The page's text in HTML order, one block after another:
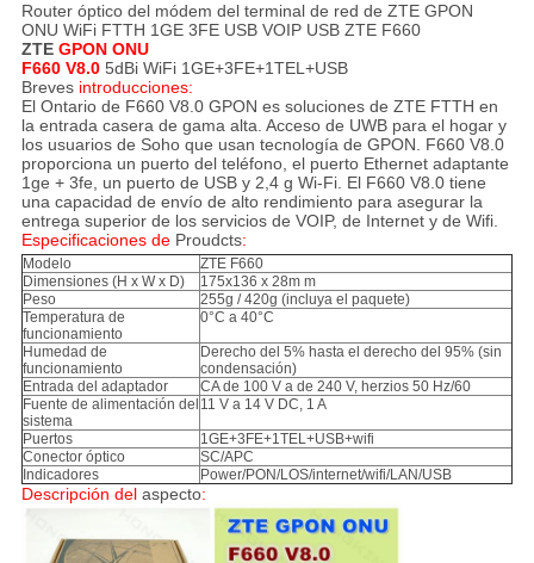
Router óptico del módem del terminal de red de ZTE GPON
ONU WiFi FTTH 1GE 3FE USB VOIP USB ZTE F660
ZTE GPON ONU
F660 V8.05dBi WiFi 1GE+3FE+1TEL+USB
Breves introducciones:
El Ontario de F660 V8.0 GPON es soluciones de ZTE FTTH en
la entrada casera de gama alta. Acceso de UWB para el hogar y
los usuarios de Soho que usan tecnología de GPON. F660 V8.0
proporciona un puerto del teléfono, el puerto Ethernet adaptante
1ge + 3fe, un puerto de USB y 2,4 g Wi-Fi. El F660 V8.0 tiene
una capacidad de envío de alto rendimiento para asegurar la
entrega superior de los servicios de VOIP, de Internet y de Wifi.
Especificaciones deProudcts:
Modelo
ZTE F660
Dimensiones (H x W x D)
175x136 x 28m m
Peso
255g / 420g (incluya el paquete)
Temperatura de
funcionamiento
0°C a 40°C
Humedad de
funcionamiento
Derecho del 5% hasta el derecho del 95% (sin
condensación)
Entrada del adaptador
CA de 100 V a de 240 V, herzios 50 Hz/60
Fuente de alimentación del
sistema
11 V a 14 V DC, 1 A
Puertos
1GE+3FE+1TEL+USB+wifi
Conector óptico
SC/APC
Indicadores
Power/PON/LOS/internet/wifi/LAN/USB
Descripción delaspecto: